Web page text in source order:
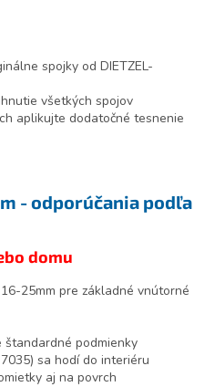
spojky od DIETZEL-
všetkých spojov
aplikujte dodatočné tesnenie
- odporúčania podľa
domu
16-25mm pre základné vnútorné
štandardné podmienky
sa hodí do interiéru
aj na povrch